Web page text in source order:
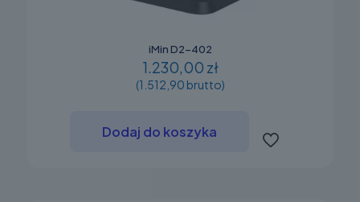
iMin D2-402
1.230,00 zł
(1.512,90 brutto)
Dodaj do koszyka